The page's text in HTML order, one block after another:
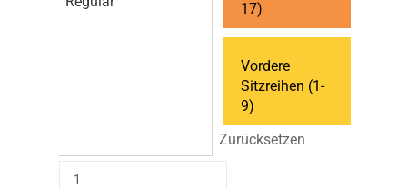
17)
Vordere
Sitzreihen (1-
9)
Zurücksetzen